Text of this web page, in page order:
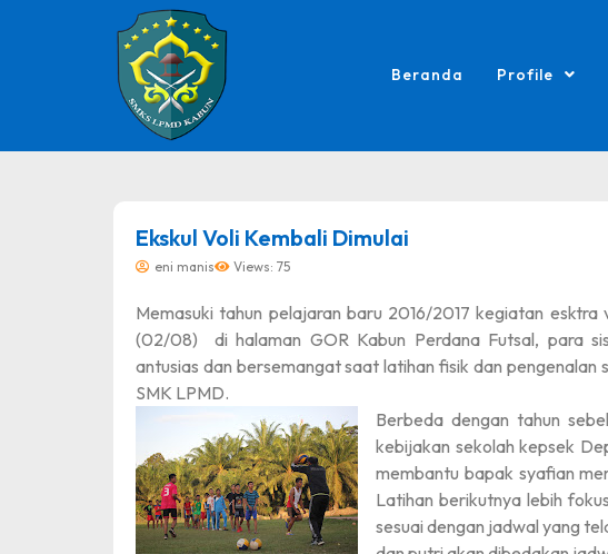
Beranda Profile
Ekskul Voli Kembali Dimulai
eni manis Views: 75
Memasuki tahun pelajaran baru 2016/2017 kegiatan esktra
(02/08) di halaman GOR Kabun Perdana Futsal, para
antusias dan bersemangat saat latihan fisik dan pengenalan
SMK LPMD.
Berbeda dengan tahun
kebijakan sekolah kepsek
membantu bapak syafian
Latihan berikutnya lebih
sesuai dengan jadwal yang